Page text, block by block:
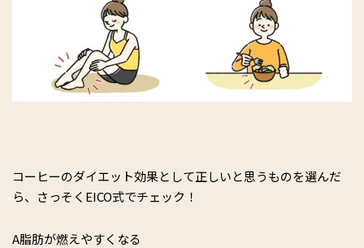
コーヒーのダイエット効果として正しいと思うものを選んだ
ら、さっそくEICO式でチェック！
A脂肪が燃えやすくなる